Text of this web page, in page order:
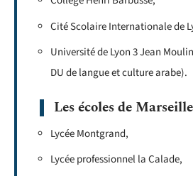
Cité Scolaire Internationale de
Université de Lyon 3 Jean
DU de langue et culture arabe).
Les écoles de Marseille
Lycée Montgrand,
Lycée professionnel la Calade,